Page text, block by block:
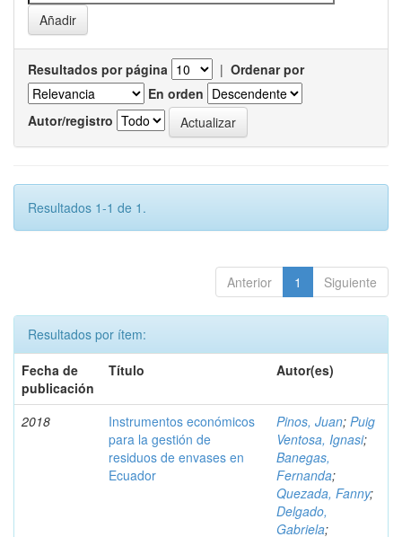
Resultados por página | Ordenar por
En orden
Autor/registro
Resultados 1-1 de 1.
Anterior 1 Siguiente
Resultados por ítem:
Fecha de
publicación
Título Autor(es)
2018
Instrumentos económicos
para la gestión de
residuos de envases en
Ecuador
Pinos, Juan; Puig
Ventosa, Ignasi;
Banegas,
Fernanda;
Quezada, Fanny;
Delgado,
Gabriela;